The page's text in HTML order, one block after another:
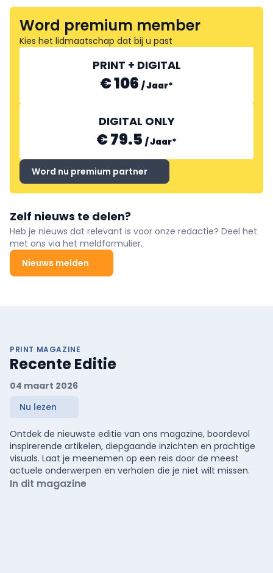
Word premium member
Kies het lidmaatschap dat bij u past
PRINT + DIGITAL
€ 106 /Jaar*
DIGITAL ONLY
€ 79.5 /Jaar*
Word nu premium partner
Zelf nieuws te delen?
Heb je nieuws dat relevant is voor onze redactie? Deel het
met ons via het meldformulier.
Nieuws melden
PRINT MAGAZINE
Recente Editie
04 maart 2026
Nu lezen
Ontdek de nieuwste editie van ons magazine, boordevol
inspirerende artikelen, diepgaande inzichten en prachtige
visuals. Laat je meenemen op een reis door de meest
actuele onderwerpen en verhalen die je niet wilt missen.
In dit magazine